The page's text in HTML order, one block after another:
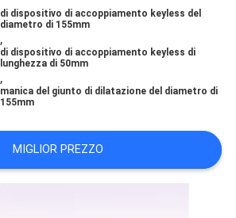
di dispositivo di accoppiamento keyless del
diametro di 155mm
,
di dispositivo di accoppiamento keyless di
lunghezza di 50mm
,
manica del giunto di dilatazione del diametro di
155mm
MIGLIOR PREZZO